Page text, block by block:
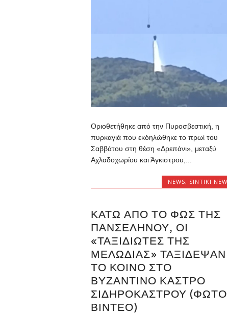
Οριοθετήθηκε από την Πυροσβεστική, η
πυρκαγιά που εκδηλώθηκε το πρωί του
Σαββάτου στη θέση «Δρεπάνι», μεταξύ
Αχλαδοχωρίου και Άγκιστρου,...
NEWS, SINTIKI
ΚΆΤΩ ΑΠΌ ΤΟ ΦΩΣ ΤΗΣ
ΠΑΝΣΕΛΉΝΟΥ, ΟΙ
«ΤΑΞΙΔΙΏΤΕΣ ΤΗΣ
ΜΕΛΩΔΊΑΣ» ΤΑΞΊΔΕΨΑΝ
ΤΟ ΚΟΙΝΌ ΣΤΟ
ΒΥΖΑΝΤΙΝΌ ΚΆΣΤΡΟ
ΣΙΔΗΡΟΚΆΣΤΡΟΥ
ΒΙΝΤΕΟ)